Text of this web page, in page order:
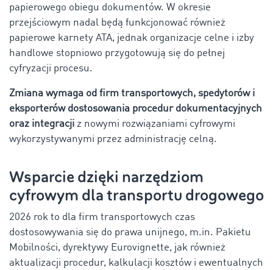
papierowego obiegu dokumentów. W okresie
przejściowym nadal będą funkcjonować również
papierowe karnety ATA, jednak organizacje celne i izby
handlowe stopniowo przygotowują się do pełnej
cyfryzacji procesu.
Zmiana wymaga od firm transportowych, spedytorów i
eksporterów dostosowania procedur dokumentacyjnych
oraz integracji z nowymi rozwiązaniami cyfrowymi
wykorzystywanymi przez administrację celną.
Wsparcie dzięki narzędziom
cyfrowym dla transportu drogowego
2026 rok to dla firm transportowych czas
dostosowywania się do prawa unijnego, m.in. Pakietu
Mobilności, dyrektywy Eurovignette, jak również
aktualizacji procedur, kalkulacji kosztów i ewentualnych